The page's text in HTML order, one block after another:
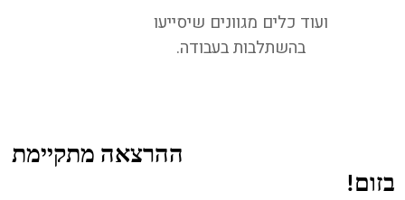
ועוד כלים מגוונים שיסייעו
בהשתלבות בעבודה.
ההרצאה מתקיימת
בזום!